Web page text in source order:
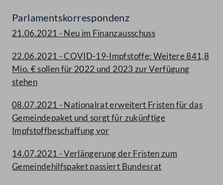
Parlamentskorrespondenz
21.06.2021 - Neu im Finanzausschuss
22.06.2021 - COVID-19-Impfstoffe: Weitere 841,8
Mio. € sollen für 2022 und 2023 zur Verfügung
stehen
08.07.2021 - Nationalrat erweitert Fristen für das
Gemeindepaket und sorgt für zukünftige
Impfstoffbeschaffung vor
14.07.2021 - Verlängerung der Fristen zum
Gemeindehilfspaket passiert Bundesrat